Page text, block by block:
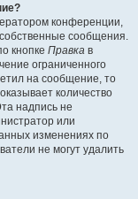
конференции,
сообщения.
кнопке Правка в
ограниченного
на сообщение, то
количество
надпись не
или
изменениях по
не могут удалить